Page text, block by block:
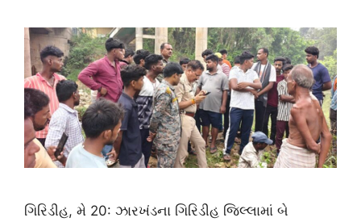
ગિરિડીહ, મે 20: ઝારખંડના ગિરિડીહ જિલ્લામાં બે